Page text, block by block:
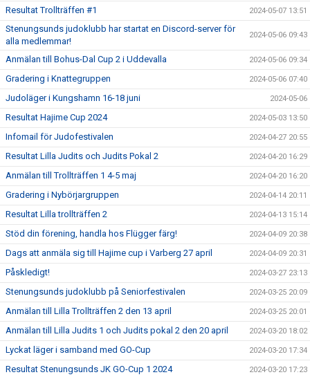
Resultat Trollträffen #1 2024-05-07 13:51
Stenungsunds judoklubb har startat en Discord-server för
alla medlemmar!
2024-05-06 09:43
Anmälan till Bohus-Dal Cup 2 i Uddevalla 2024-05-06 09:34
Gradering i Knattegruppen 2024-05-06 07:40
Judoläger i Kungshamn 16-18 juni 2024-05-06
Resultat Hajime Cup 2024 2024-05-03 13:50
Infomail för Judofestivalen 2024-04-27 20:55
Resultat Lilla Judits och Judits Pokal 2 2024-04-20 16:29
Anmälan till Trollträffen 1 4-5 maj 2024-04-20 16:20
Gradering i Nybörjargruppen 2024-04-14 20:11
Resultat Lilla trollträffen 2 2024-04-13 15:14
Stöd din förening, handla hos Flügger färg! 2024-04-09 20:38
Dags att anmäla sig till Hajime cup i Varberg 27 april 2024-04-09 20:31
Påskledigt! 2024-03-27 23:13
Stenungsunds judoklubb på Seniorfestivalen 2024-03-25 20:09
Anmälan till Lilla Trollträffen 2 den 13 april 2024-03-25 20:01
Anmälan till Lilla Judits 1 och Judits pokal 2 den 20 april 2024-03-20 18:02
Lyckat läger i samband med GO-Cup 2024-03-20 17:34
Resultat Stenungsunds JK GO-Cup 1 2024 2024-03-20 17:23